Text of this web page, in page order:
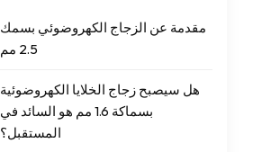
مقدمة عن الزجاج الكهروضوئي بسمك
2.5 مم
هل سيصبح زجاج الخلايا الكهروضوئية
بسماكة 1.6 مم هو السائد في
المستقبل؟